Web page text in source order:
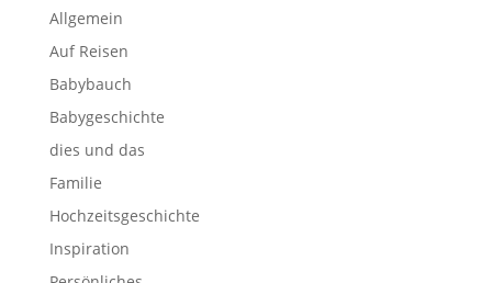
Allgemein
Auf Reisen
Babybauch
Babygeschichte
dies und das
Familie
Hochzeitsgeschichte
Inspiration